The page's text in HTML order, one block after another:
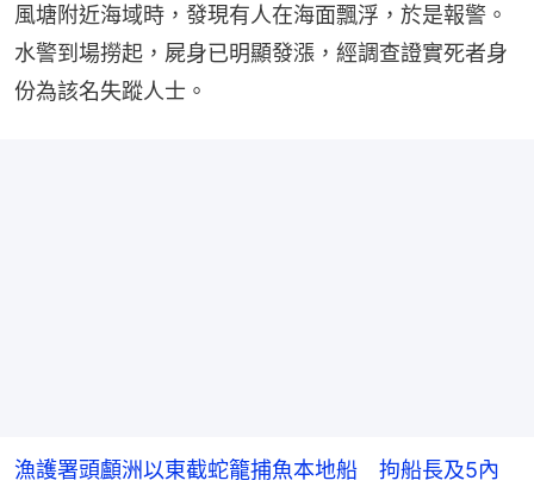
風塘附近海域時，發現有人在海面飄浮，於是報警。
水警到場撈起，屍身已明顯發漲，經調查證實死者身
份為該名失蹤人士。
漁護署頭顱洲以東截蛇籠捕魚本地船 拘船長及5內